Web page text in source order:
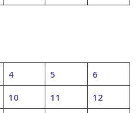
4 5
6
10 11
12